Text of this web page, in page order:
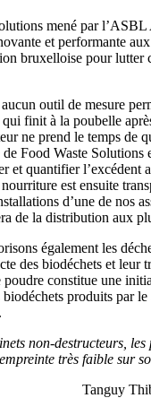
mené par
et performante
bruxelloise pour lutter
outil de mesure
finit à la poubelle
ne prend le temps de
Food Waste Solutions
et quantifier l’excédent
est ensuite
d’une de nos
de la distribution aux
également les
des biodéchets et leur
poudre constitue une
produits par le
non-destructeurs, les
très faible sur
Tanguy